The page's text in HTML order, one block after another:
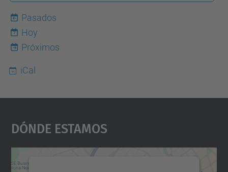
Pasados
7
Hoy
Próximos
iCal
Dónde Estamos